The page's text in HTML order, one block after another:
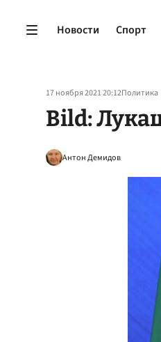
Новости Спорт
17 ноября 2021 20:12Политика
Bild:
Антон Демидов